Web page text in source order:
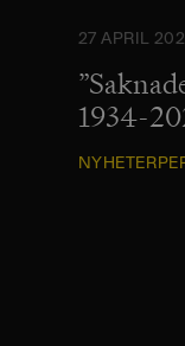
27 APRIL
1934-
NYHETER